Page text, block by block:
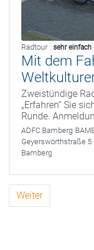
Radtour sehr einfach
Mit dem
Zweistündige
„Erfahren“ Sie
Runde.
ADFC Bamberg
Geyerswörthstraße 5
Bamberg
Weiter